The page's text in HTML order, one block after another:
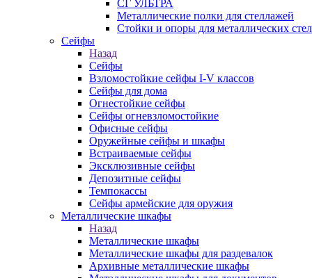
СГ УЛЬТРА
Металлические полки для стеллажей
Стойки и опоры для металлических
Сейфы
Назад
Сейфы
Взломостойкие сейфы I-V классов
Сейфы для дома
Огнестойкие сейфы
Сейфы огневзломостойкие
Офисные сейфы
Оружейные сейфы и шкафы
Встраиваемые сейфы
Эксклюзивные сейфы
Депозитные сейфы
Темпокассы
Сейфы армейские для оружия
Металлические шкафы
Назад
Металлические шкафы
Металлические шкафы для раздевалок
Архивные металлические шкафы